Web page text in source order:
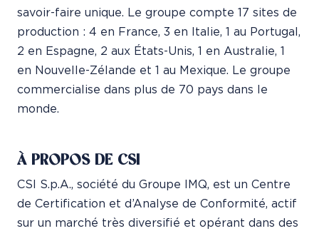
savoir-faire unique. Le groupe compte 17 sites de
production : 4 en France, 3 en Italie, 1 au Portugal,
2 en Espagne, 2 aux États-Unis, 1 en Australie, 1
en Nouvelle-Zélande et 1 au Mexique. Le groupe
commercialise dans plus de 70 pays dans le
monde.
À PROPOS DE CSI
CSI S.p.A., société du Groupe IMQ, est un Centre
de Certification et d’Analyse de Conformité, actif
sur un marché très diversifié et opérant dans des